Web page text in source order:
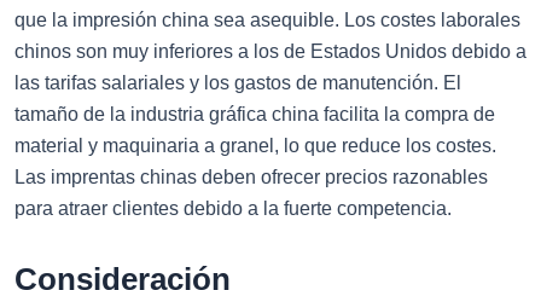
que la impresión china sea asequible. Los costes laborales
chinos son muy inferiores a los de Estados Unidos debido a
las tarifas salariales y los gastos de manutención. El
tamaño de la industria gráfica china facilita la compra de
material y maquinaria a granel, lo que reduce los costes.
Las imprentas chinas deben ofrecer precios razonables
para atraer clientes debido a la fuerte competencia.
Consideración